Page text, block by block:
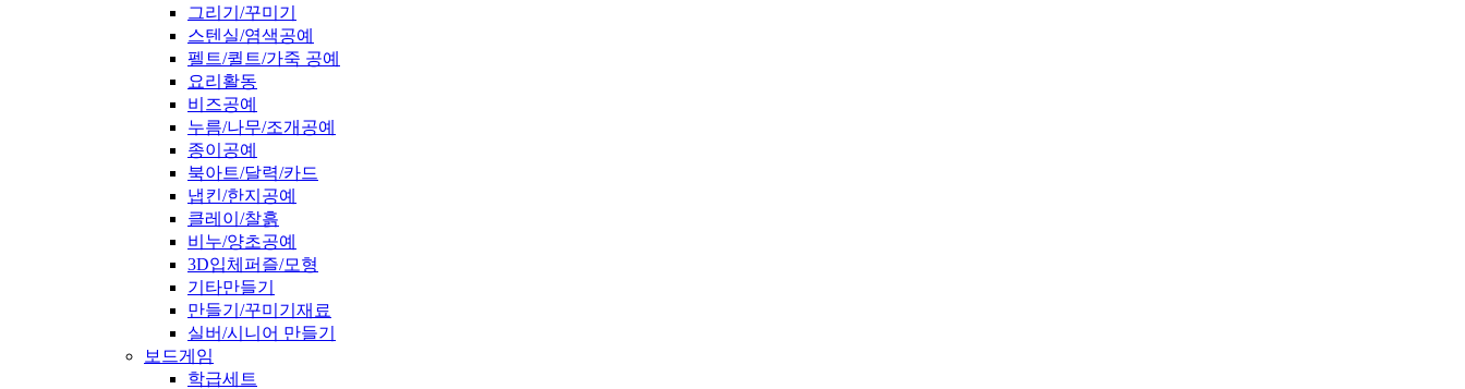
그리기/꾸미기
스텐실/염색공예
펠트/퀼트/가죽 공예
요리활동
비즈공예
누름/나무/조개공예
종이공예
북아트/달력/카드
냅킨/한지공예
클레이/찰흙
비누/양초공예
3D입체퍼즐/모형
기타만들기
만들기/꾸미기재료
실버/시니어 만들기
보드게임
학급세트